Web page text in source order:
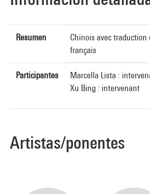
Resumen
Chinois avec traduction
français
Participantes
Marcella Lista :
Xu Bing : intervenant
Artistas/ponentes